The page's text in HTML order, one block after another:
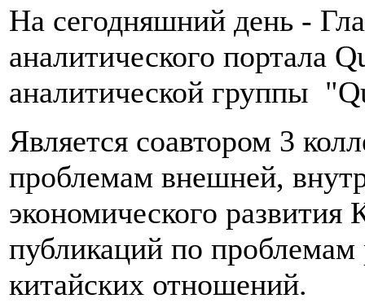
На сегодняшний день -
аналитического портала
аналитической группы
Является соавтором 3
проблемам внешней,
экономического
публикаций по проблемам
китайских отношений.